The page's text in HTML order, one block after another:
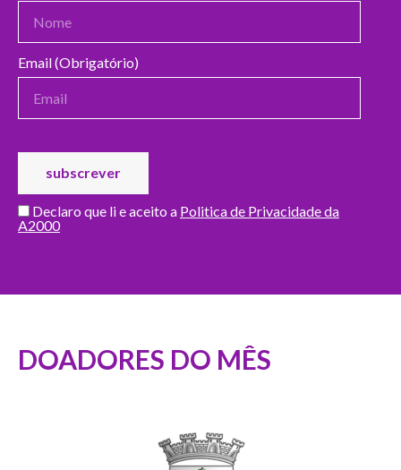
Email (Obrigatório)
Declaro que li e aceito a Politica de Privacidade da
A2000
DOADORES DO MÊS